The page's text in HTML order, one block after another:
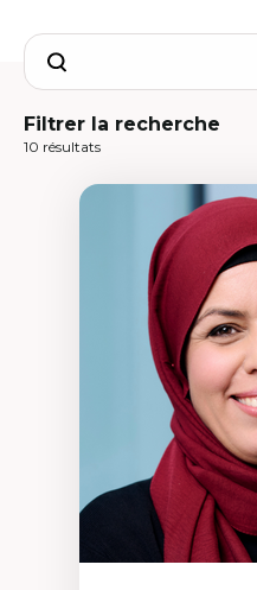
Search
Filtrer la recherche
10 résultats